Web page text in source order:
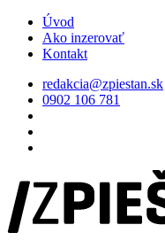
Úvod
Ako inzerovať
Kontakt
redakcia@zpiestan.sk
0902 106 781